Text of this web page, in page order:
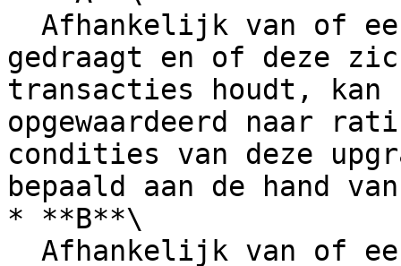
gedraagt en of deze
transacties houdt, kan
opgewaardeerd naar
condities van deze
bepaald aan de hand
* **B**\